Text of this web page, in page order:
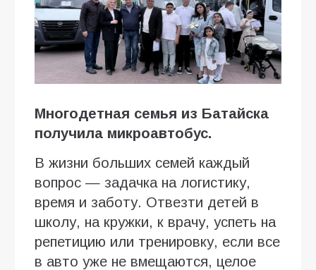
Многодетная семья из Батайска
получила микроавтобус.
В жизни больших семей каждый
вопрос — задачка на логистику,
время и заботу. Отвезти детей в
школу, на кружки, к врачу, успеть на
репетицию или тренировку, если все
в авто уже не вмещаются, целое